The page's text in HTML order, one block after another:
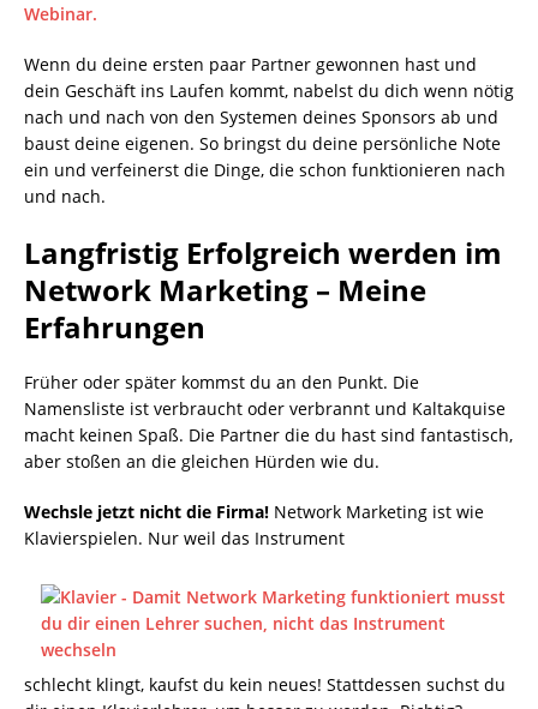
Webinar.
Wenn du deine ersten paar Partner gewonnen hast und
dein Geschäft ins Laufen kommt, nabelst du dich wenn nötig
nach und nach von den Systemen deines Sponsors ab und
baust deine eigenen. So bringst du deine persönliche Note
ein und verfeinerst die Dinge, die schon funktionieren nach
und nach.
Langfristig Erfolgreich werden im
Network Marketing – Meine
Erfahrungen
Früher oder später kommst du an den Punkt. Die
Namensliste ist verbraucht oder verbrannt und Kaltakquise
macht keinen Spaß. Die Partner die du hast sind fantastisch,
aber stoßen an die gleichen Hürden wie du.
Wechsle jetzt nicht die Firma! Network Marketing ist wie
Klavierspielen. Nur weil das Instrument
schlecht klingt, kaufst du kein neues! Stattdessen suchst du